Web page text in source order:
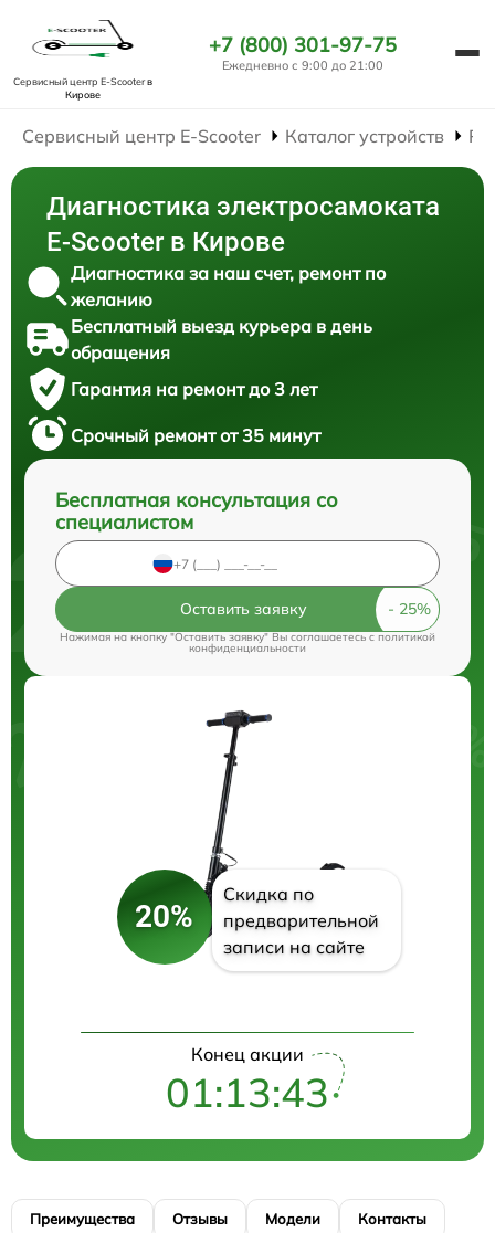
Сервисный центр E-Scooterв
Кирове
+7 (800) 301-97-75
Ежедневно с 9:00 до 21:00
Сервисный центр E-Scooter Каталог устройств
Диагностика электросамоката
E-Scooter в Кирове
Диагностика за наш счет, ремонт по
желанию
Бесплатный выезд курьера в день
обращения
Гарантия на ремонт до 3 лет
Срочный ремонт от 35 минут
Бесплатная консультация со
специалистом
Оставить заявку
Нажимая на кнопку "Оставить заявку" Вы соглашаетесь cполитикой
конфиденциальности
20%
Скидка по
предварительной
записи на сайте
Конец акции
01:13:43
Преимущества Отзывы Модели Контакты